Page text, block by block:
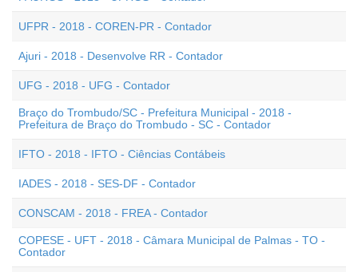
UFPR - 2018 - COREN-PR - Contador
Ajuri - 2018 - Desenvolve RR - Contador
UFG - 2018 - UFG - Contador
Braço do Trombudo/SC - Prefeitura Municipal - 2018 -
Prefeitura de Braço do Trombudo - SC - Contador
IFTO - 2018 - IFTO - Ciências Contábeis
IADES - 2018 - SES-DF - Contador
CONSCAM - 2018 - FREA - Contador
COPESE - UFT - 2018 - Câmara Municipal de Palmas - TO -
Contador